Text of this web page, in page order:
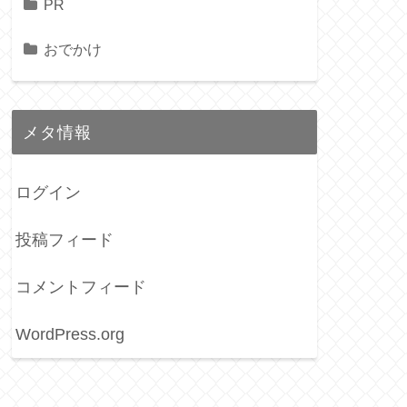
PR
おでかけ
メタ情報
ログイン
投稿フィード
コメントフィード
WordPress.org